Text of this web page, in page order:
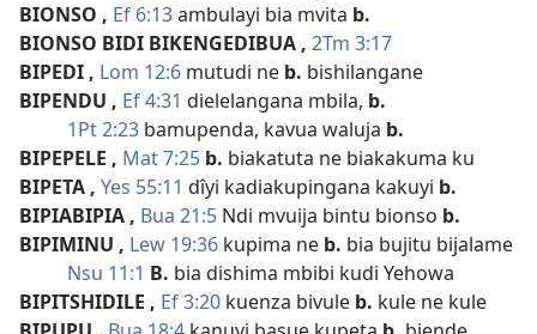
BIONSO , Ef 6:13ambulayi bia mvita b.
BIONSO BIDI BIKENGEDIBUA , 2Tm 3:17
BIPEDI , Lom 12:6 mutudi ne b. bishilangane
BIPENDU , Ef 4:31 dielelangana mbila, b.
1Pt 2:23 bamupenda, kavua waluja b.
BIPEPELE , Mat 7:25 b. biakatuta ne biakakuma ku
BIPETA , Yes 55:11 dîyi kadiakupingana kakuyi b.
BIPIABIPIA , Bua 21:5 Ndi mvuija bintu bionso b.
BIPIMINU , Lew 19:36 kupima ne b. bia bujitu bijalame
Nsu 11:1 B. bia dishima mbibi kudi Yehowa
BIPITSHIDILE , Ef 3:20 kuenza bivule b. kule ne kule